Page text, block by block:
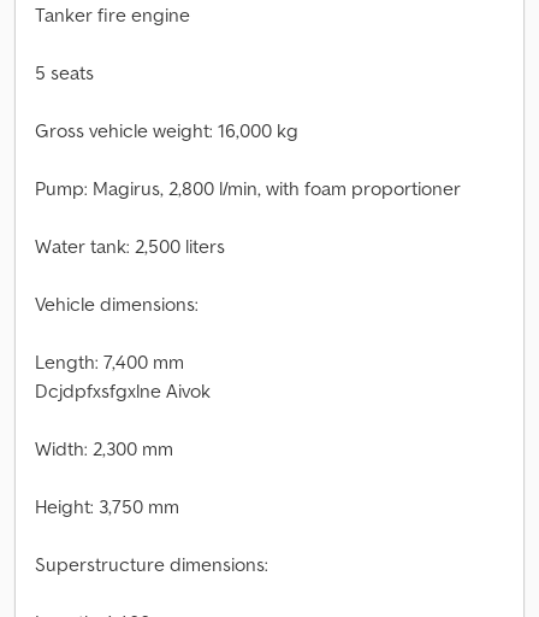
Tanker fire engine
5 seats
Gross vehicle weight: 16,000 kg
Pump: Magirus, 2,800 l/min, with foam proportioner
Water tank: 2,500 liters
Vehicle dimensions:
Length: 7,400 mm
Dcjdpfxsfgxlne Aivok
Width: 2,300 mm
Height: 3,750 mm
Superstructure dimensions: